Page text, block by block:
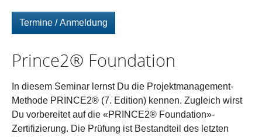
Termine / Anmeldung
Prince2® Foundation
In diesem Seminar lernst Du die Projektmanagement-
Methode PRINCE2® (7. Edition) kennen. Zugleich wirst
Du vorbereitet auf die «PRINCE2® Foundation»-
Zertifizierung. Die Prüfung ist Bestandteil des letzten